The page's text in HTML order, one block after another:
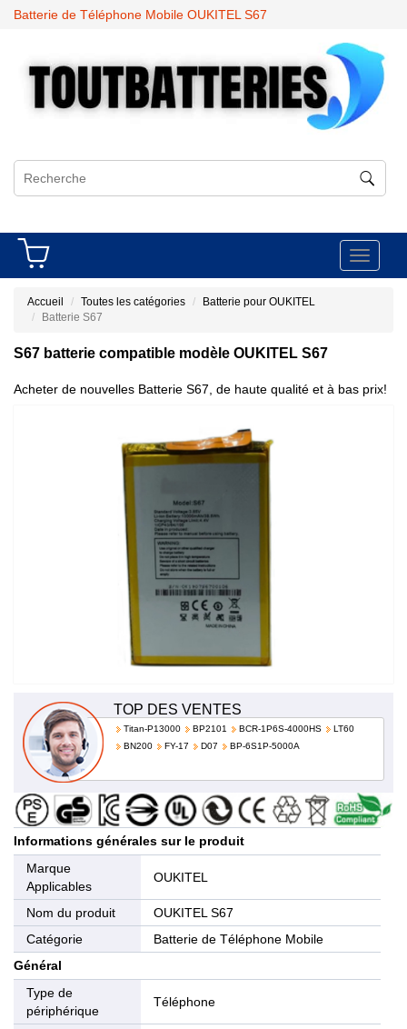
Batterie de Téléphone Mobile OUKITEL S67
Toggle
Accueil Toutes les catégories
Batterie pour OUKITEL
Batterie S67
S67 batterie compatible modèle OUKITEL S67
Acheter de nouvelles Batterie S67, de haute qualité et à bas prix!
TOP DES VENTES
Titan-P13000 BP2101 BCR-1P6S-4000HS
LT60
BN200
FY-17 D07 BP-6S1P-5000A
Informations générales sur le produit
Marque
Applicables
OUKITEL
Nom du produit
OUKITEL S67
Catégorie
Batterie de Téléphone Mobile
Général
Type de
périphérique
Téléphone